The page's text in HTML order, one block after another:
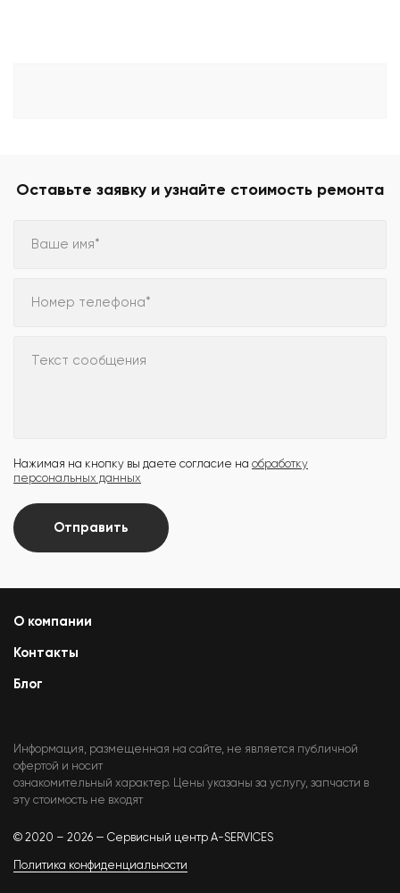
Оставьте заявку и узнайте стоимость ремонта
Ваше имя*
Номер телефона*
Текст сообщения
Нажимая на кнопку вы даете согласие на обработку
персональных данных
Отправить
О компании
Контакты
Блог
Информация, размещенная на сайте, не является публичной
офертой и носит
ознакомительный характер. Цены указаны за услугу, запчасти в
эту стоимость не входят
© 2020 – 2026 — Сервисный центр A-SERVICES
Политика конфиденциальности